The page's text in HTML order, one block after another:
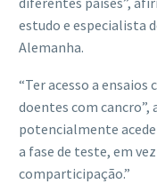
estudo e especialista
Alemanha.
“Ter acesso a
doentes com cancro”,
potencialmente
a fase de teste, em
comparticipação.”